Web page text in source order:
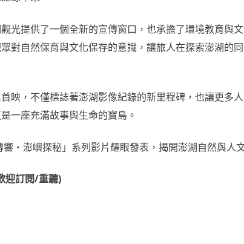
光提供了一個全新的宣傳窗口，也承擔了環境教育與
對自然保育與文化保存的意識，讓旅人在探索澎湖的
映，不僅標誌著澎湖影像紀錄的新里程碑，也讓更多
一座充滿故事與生命的寶島。
響‧澎嶼探秘」系列影片耀眼發表，揭開澎湖自然與人
迎訂閱/重聽)